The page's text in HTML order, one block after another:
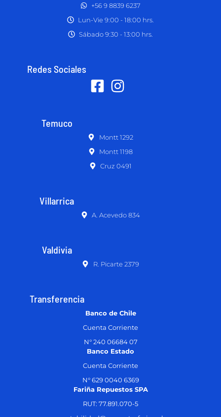
+56 9 8839 6237
Lun-Vie 9:00 - 18:00 hrs.
Sábado 9:30 - 13:00 hrs.
Redes Sociales
Temuco
Montt 1292
Montt 1198
Cruz 0491
Villarrica
A. Acevedo 834
Valdivia
R. Picarte 2379
Transferencia
Banco de Chile
Cuenta Corriente
N° 240 06684 07
Banco Estado
Cuenta Corriente
N° 629 0040 6369
Fariña Repuestos SPA
RUT: 77.891.070-5